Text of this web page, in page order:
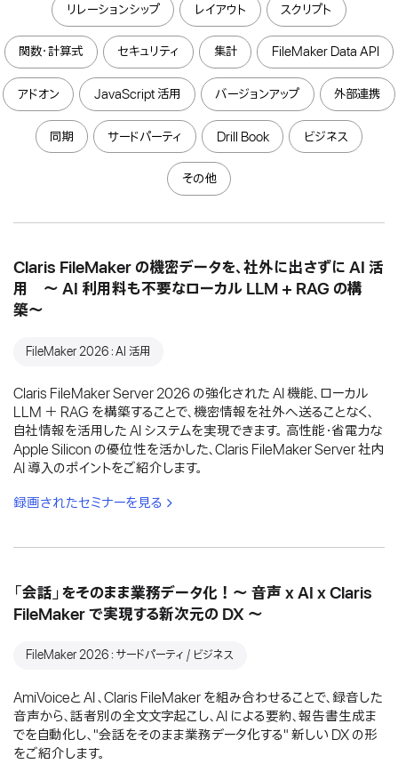
リレーションシップ レイアウト スクリプト
関数・計算式 セキュリティ 集計 FileMaker Data API
アドオン JavaScript 活用 バージョンアップ 外部連携
同期 サードパーティ Drill Book ビジネス
その他
Claris FileMaker の機密データを、社外に出さずに AI 活
用 〜 AI 利用料も不要なローカル LLM + RAG の構
築〜
FileMaker 2026：AI 活用
Claris FileMaker Server 2026 の強化された AI 機能、ローカル
LLM ＋ RAG を構築することで、機密情報を社外へ送ることなく、
自社情報を活用した AI システムを実現できます。 高性能・省電力な
Apple Silicon の優位性を活かした、Claris FileMaker Server 社内
AI 導入のポイントをご紹介します。
録画されたセミナーを見る
「会話」をそのまま業務データ化！〜 音声 x AI x Claris
FileMaker で実現する新次元の DX 〜
FileMaker 2026：サードパーティ / ビジネス
AmiVoiceと AI 、Claris FileMaker を組み合わせることで、録音した
音声から、話者別の全文文字起こし、AI による要約、報告書生成ま
でを自動化し、"会話をそのまま業務データ化する" 新しい DX の形
をご紹介します。